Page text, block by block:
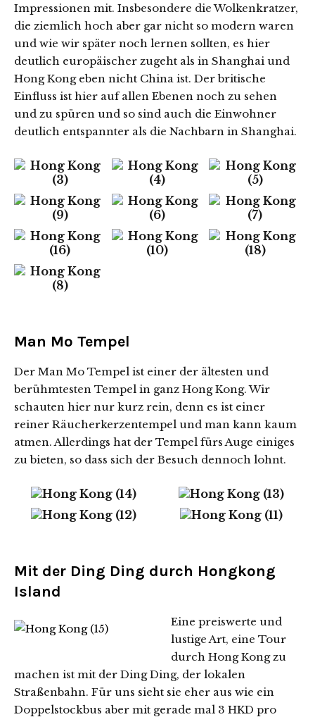
Impressionen mit. Insbesondere die Wolkenkratzer,
die ziemlich hoch aber gar nicht so modern waren
und wie wir später noch lernen sollten, es hier
deutlich europäischer zugeht als in Shanghai und
Hong Kong eben nicht China ist. Der britische
Einfluss ist hier auf allen Ebenen noch zu sehen
und zu spüren und so sind auch die Einwohner
deutlich entspannter als die Nachbarn in Shanghai.
Man Mo Tempel
Der Man Mo Tempel ist einer der ältesten und
berühmtesten Tempel in ganz Hong Kong. Wir
schauten hier nur kurz rein, denn es ist einer
reiner Räucherkerzentempel und man kann kaum
atmen. Allerdings hat der Tempel fürs Auge einiges
zu bieten, so dass sich der Besuch dennoch lohnt.
Mit der Ding Ding durch Hongkong
Island
Eine preiswerte und
lustige Art, eine Tour
durch Hong Kong zu
machen ist mit der Ding Ding, der lokalen
Straßenbahn. Für uns sieht sie eher aus wie ein
Doppelstockbus aber mit gerade mal 3 HKD pro